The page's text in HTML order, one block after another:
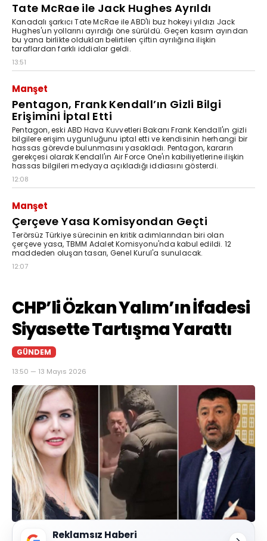
Tate McRae ile Jack Hughes Ayrıldı
Kanadalı şarkıcı Tate McRae ile ABD'li buz hokeyi yıldızı Jack
Hughes'un yollarını ayırdığı öne sürüldü. Geçen kasım ayından
bu yana birlikte oldukları belirtilen çiftin ayrılığına ilişkin
taraflardan farklı iddialar geldi.
13:51
Manşet
Pentagon, Frank Kendall’ın Gizli Bilgi
Erişimini İptal Etti
Pentagon, eski ABD Hava Kuvvetleri Bakanı Frank Kendall'ın gizli
bilgilere erişim uygunluğunu iptal etti ve kendisinin herhangi bir
hassas görevde bulunmasını yasakladı. Pentagon, kararın
gerekçesi olarak Kendall'ın Air Force One'ın kabiliyetlerine ilişkin
hassas bilgileri medyaya açıkladığı iddiasını gösterdi.
12:08
Manşet
Çerçeve Yasa Komisyondan Geçti
Terörsüz Türkiye sürecinin en kritik adımlarından biri olan
çerçeve yasa, TBMM Adalet Komisyonu'nda kabul edildi. 12
maddeden oluşan tasarı, Genel Kurul'a sunulacak.
12:07